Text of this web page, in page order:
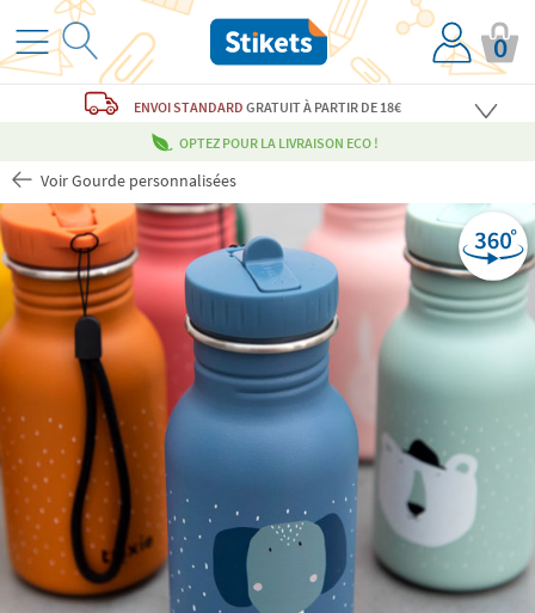
0
ENVOI STANDARDGRATUITÀ PARTIR DE 18€
OPTEZ POUR LA LIVRAISON ECO !
Voir Gourde personnalisées